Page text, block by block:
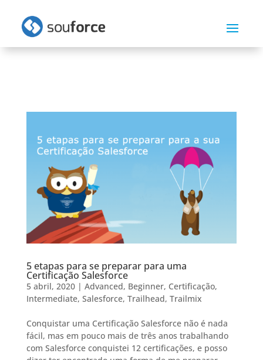
5 etapas para se preparar para uma
Certificação Salesforce
5 abril, 2020| Advanced, Beginner, Certificação,
Intermediate, Salesforce, Trailhead, Trailmix
Conquistar uma Certificação Salesforce não é nada
fácil, mas em pouco mais de três anos trabalhando
com Salesforce conquistei 12 certificações, e posso